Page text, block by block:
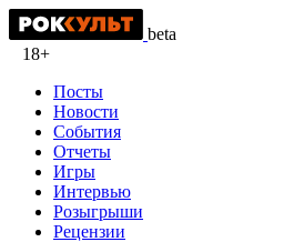
beta
18+
Посты
Новости
События
Отчеты
Игры
Интервью
Розыгрыши
Рецензии